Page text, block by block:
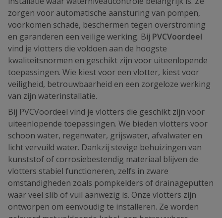
zorgen voor automatische aansturing van pompen,
voorkomen schade, beschermen tegen overstroming
en garanderen een veilige werking. Bij PVCVoordeel
vind je vlotters die voldoen aan de hoogste
kwaliteitsnormen en geschikt zijn voor uiteenlopende
toepassingen. Wie kiest voor een vlotter, kiest voor
veiligheid, betrouwbaarheid en een zorgeloze werking
van zijn waterinstallatie.
Bij PVCVoordeel vind je vlotters die geschikt zijn voor
uiteenlopende toepassingen. We bieden vlotters voor
schoon water, regenwater, grijswater, afvalwater en
licht vervuild water. Dankzij stevige behuizingen van
kunststof of corrosiebestendig materiaal blijven de
vlotters stabiel functioneren, zelfs in zware
omstandigheden zoals pompkelders of drainageputten
waar veel slib of vuil aanwezig is. Onze vlotters zijn
ontworpen om eenvoudig te installeren. Ze worden